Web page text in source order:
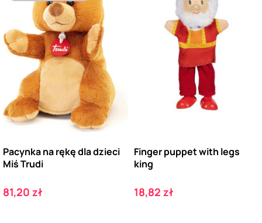
Pacynka na rękę dla dzieci
Miś Trudi
Cena
81,20 zł
Finger puppet with legs
king
Cena
18,82 zł